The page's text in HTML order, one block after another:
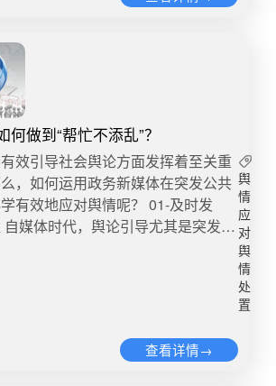
隔，因此在表达的时候需要慎之又
踩踏边界。幽默可以自嘲、自黑，
的不良现象、恶俗的风气。但幽默
、友好的，不能伤害他人，不能以
更不能把快乐建立在他人的痛苦
群体是大是小。低俗常常伴随着投
某些特殊的展示形式，来吸引关注
的“抖机灵”。 ——《北京商
条歧视明显、漏洞百
通过了企业内部一道道审批程序，
员工性别比是多少，招聘时有没有对
，更重要的是，企业的关键岗位有没
切忌采取强对冲措施。爆发期的舆情
举措，不但无法化解其强大的动
生较大的反作用力，这种反作用力可
展态势，甚至会波及舆情引导主
封堵举措。爆发期的舆情已经积蓄
爆发中的火山。此刻采取封堵举
得良好效果，反而会浪费大量的人
，甚至激起更多质疑。切忌形式化
发布。爆发期的舆情格外关注客观
舆论关切，发布一些形式化或情绪
定的隐蔽性，就像冰山一角，冰上风
此事必有蹊跷”的怀疑，最大限度压
空间是重中之重，主要做法有：一
置，通过持续的正向信息剥离事件所
重要性、趣味性等传播要素，引导
下降；二是合情合理规避处置过程
，通过口径库管理、逐级授权等举
剧性和围观热度；三是审慎考量该
变量，避免偶发因素推升舆情热
意解决问题的信息场景，避免个案
见与非理性。2、避免标签化：舆
”和“撕标签”经常演绎为舆论场互相攻
，尤其是公众比较敏感的公平公正等
监测的事件简化为独立的信息元，
客体之间的联系能力和预测能力。
面，表明“刻舟求剑式”信息梳理已
应大数据时代新的舆论环境。找准
的分析判断作用尤为重要。首先通
辑自洽、尊重常识、事实检验等方
息是否属实。其次，结合舆情基本
专业舆情监测系统呈现的传播态势
实时判断事件传播所处范围的敏感
再次，根据不同节点衍生的相关信
成巨大的负面噪声，给舆情甄别带来
做到“帮忙不添乱”？
效引导社会舆论方面发挥着至关重
，如何运用政务新媒体在突发公共
地应对舆情呢？ 01-及时发
大火灾爆炸事故后，各种版本的图文
微博微信传得漫天飞，不实消息横
舆
情
应
对
舆
情
处
置
查看详情→